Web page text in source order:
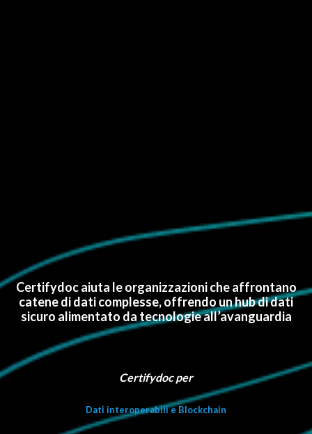
Certifydoc aiuta le organizzazioni che affrontano
catene di dati complesse, offrendo un hub di dati
sicuro alimentato da tecnologie all’avanguardia
Certifydoc per
Dati interoperabili e Blockchain